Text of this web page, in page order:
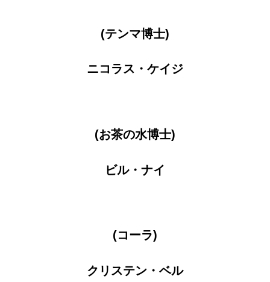
(テンマ博士)
ニコラス・ケイジ
(お茶の水博士)
ビル・ナイ
(コーラ)
クリステン・ベル